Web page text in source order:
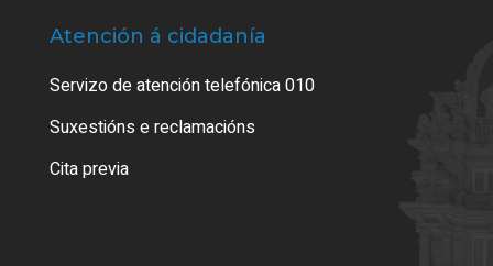
Atención á cidadanía
Servizo de atención telefónica 010
Suxestións e reclamacións
Cita previa